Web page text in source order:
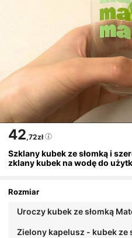
42,72zł
Szklany kubek ze słomką i
zklany kubek na wodę do
Rozmiar
Uroczy kubek ze słomką
Zielony kapelusz - kubek ze